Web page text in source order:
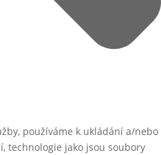
používáme k ukládání a/nebo
technologie jako jsou soubory